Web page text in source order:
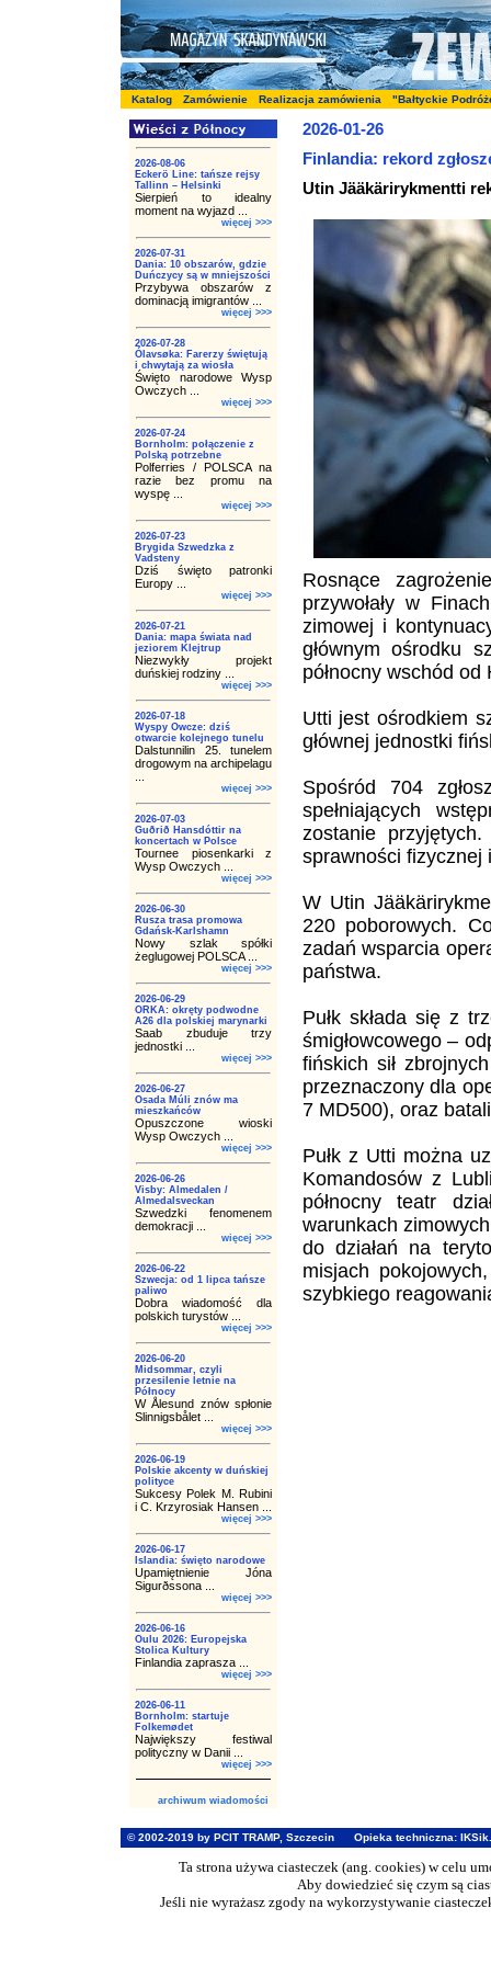
Katalog Zamówienie Realizacja zamówienia "Bałtyckie
2026-08-06
Eckerö Line: tańsze rejsy
Tallinn – Helsinki
Sierpień to idealny
moment na wyjazd ...
więcej >>>
2026-07-31
Dania: 10 obszarów, gdzie
Duńczycy są w mniejszości
Przybywa obszarów z
dominacją imigrantów ...
więcej >>>
2026-07-28
Ólavsøka: Farerzy świętują
i chwytają za wiosła
Święto narodowe Wysp
Owczych ...
więcej >>>
2026-07-24
Bornholm: połączenie z
Polską potrzebne
Polferries / POLSCA na
razie bez promu na
wyspę ...
więcej >>>
2026-07-23
Brygida Szwedzka z
Vadsteny
Dziś święto patronki
Europy ...
więcej >>>
2026-07-21
Dania: mapa świata nad
jeziorem Klejtrup
Niezwykły projekt
duńskiej rodziny ...
więcej >>>
2026-07-18
Wyspy Owcze: dziś
otwarcie kolejnego tunelu
Dalstunnilin 25. tunelem
drogowym na archipelagu
więcej >>>
2026-07-03
Guðrið Hansdóttir na
koncertach w Polsce
Tournee piosenkarki z
Wysp Owczych ...
więcej >>>
2026-06-30
Rusza trasa promowa
Gdańsk-Karlshamn
Nowy szlak spółki
żeglugowej POLSCA ...
więcej >>>
2026-06-29
ORKA: okręty podwodne
A26 dla polskiej marynarki
Saab zbuduje trzy
jednostki ...
więcej >>>
2026-06-27
Osada Múli znów ma
mieszkańców
Opuszczone wioski
Wysp Owczych ...
więcej >>>
2026-06-26
Visby: Almedalen /
Almedalsveckan
Szwedzki fenomenem
demokracji ...
więcej >>>
2026-06-22
Szwecja: od 1 lipca tańsze
paliwo
Dobra wiadomość dla
polskich turystów ...
więcej >>>
2026-06-20
Midsommar, czyli
przesilenie letnie na
Północy
W Ålesund znów spłonie
Slinnigsbålet ...
więcej >>>
2026-06-19
Polskie akcenty w duńskiej
polityce
Sukcesy Polek M. Rubini
i C. Krzyrosiak Hansen ...
więcej >>>
2026-06-17
Islandia: święto narodowe
Upamiętnienie Jóna
Sigurðssona ...
więcej >>>
2026-06-16
Oulu 2026: Europejska
Stolica Kultury
Finlandia zaprasza ...
więcej >>>
2026-06-11
Bornholm: startuje
Folkemødet
Największy festiwal
polityczny w Danii ...
więcej >>>
archiwum wiadomości
2026-01-26
Finlandia: rekord
Utin Jääkärirykmentti
Rosnące
przywołały w
zimowej i
głównym ośrodku
północny wschód od
Utti jest ośrodkiem
głównej jednostki
Spośród 704
spełniających
zostanie
sprawności fizycznej
W Utin
220 poborowych.
zadań wsparcia
państwa.
Pułk składa się z
śmigłowcowego –
fińskich sił
przeznaczony dla
7 MD500), oraz
Pułk z Utti można
Komandosów z
północny teatr
warunkach
do działań na
misjach
szybkiego
© 2002-2019 by PCIT TRAMP, Szczecin Opieka techniczna:
Ta strona używa ciasteczek (ang. cookies) w celu
Aby dowiedzieć się czym są
Jeśli nie wyrażasz zgody na wykorzystywanie